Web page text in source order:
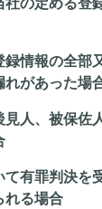
社の定める登
録情報の全部
れがあった場
見人、被保佐
て有罪判決を
れる場合